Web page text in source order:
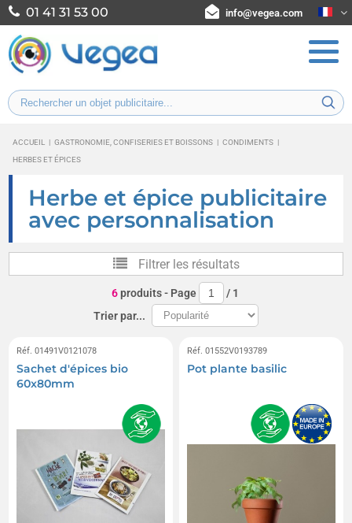
01 41 31 53 00 info@vegea.com
ACCUEIL | GASTRONOMIE, CONFISERIES ET BOISSONS | CONDIMENTS |
HERBES ET ÉPICES
Herbe et épice publicitaire
avec personnalisation
Filtrer les résultats
6produits- Page / 1
Trier par...
Réf. 01491V0121078
Sachet d'épices bio
60x80mm
Réf. 01552V0193789
Pot plante basilic